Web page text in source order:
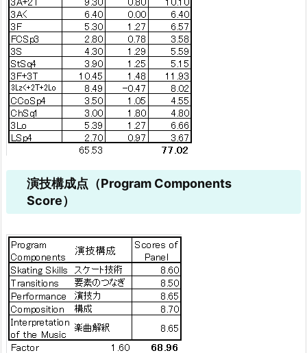
演技構成点（Program Components
Score）